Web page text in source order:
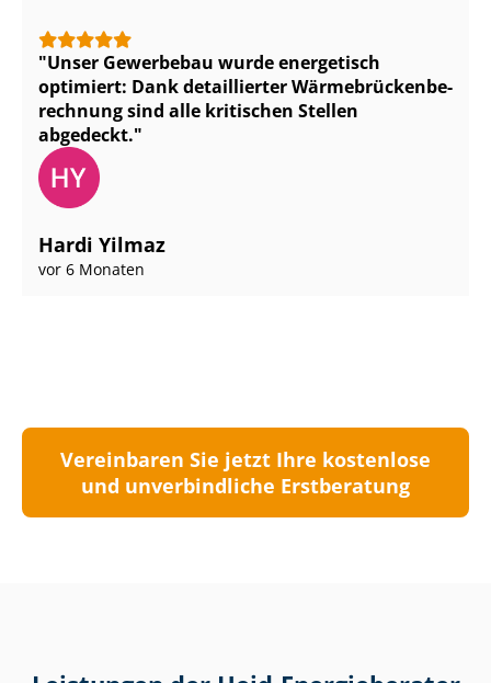
Unser Gewerbebau wurde energetisch
optimiert: Dank detaillierter Wär­me­brü­cken­be­
rech­nung sind alle kritischen Stellen
abgedeckt.
Hardi Yilmaz
vor 6 Monaten
Vereinbaren Sie jetzt Ihre kostenlose
und unverbindliche Erstberatung